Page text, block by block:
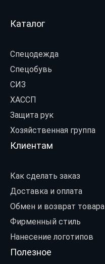
Каталог
Спецодежда
Спецобувь
СИЗ
ХАССП
Защита рук
Хозяйственная группа
Клиентам
Как сделать заказ
Доставка и оплата
Обмен и возврат товара
Фирменный стиль
Нанесение логотипов
Полезное